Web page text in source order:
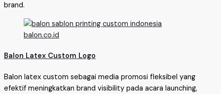
brand.
Balon Latex Custom Logo
Balon latex custom sebagai media promosi fleksibel yang
efektif meningkatkan brand visibility pada acara launching,